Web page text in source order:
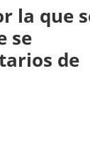
la que
se
de